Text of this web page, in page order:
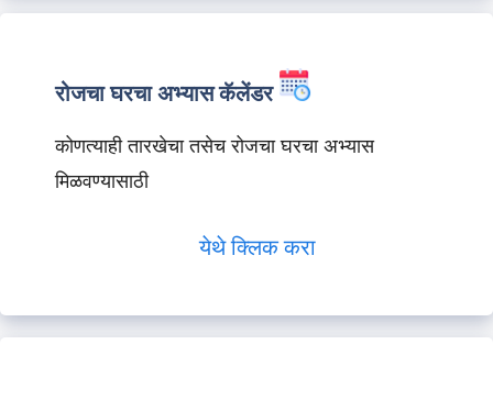
रोजचा घरचा अभ्यास कॅलेंडर
कोणत्याही तारखेचा तसेच रोजचा घरचा अभ्यास
मिळवण्यासाठी
येथे क्लिक करा